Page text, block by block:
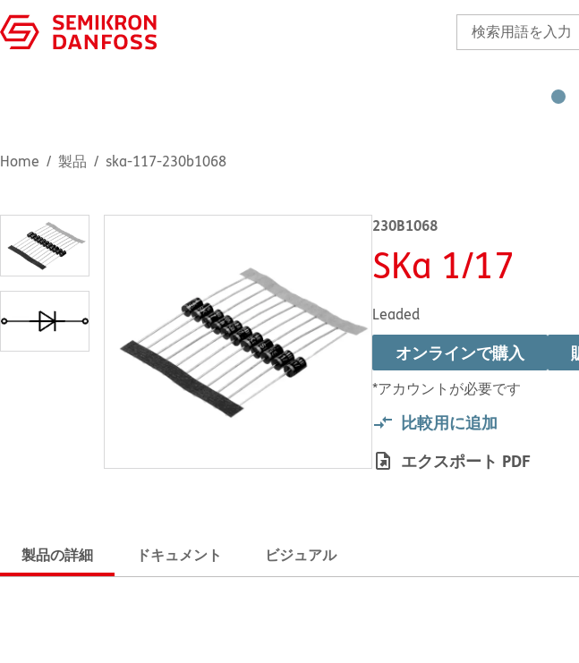
Home 製品 ska-117-230b1068
230B1068
SKa 1/17
Leaded
オンラインで購入
*アカウントが必要です
比較用に追加
エクスポート PDF
製品の詳細 ドキュメント ビジュアル